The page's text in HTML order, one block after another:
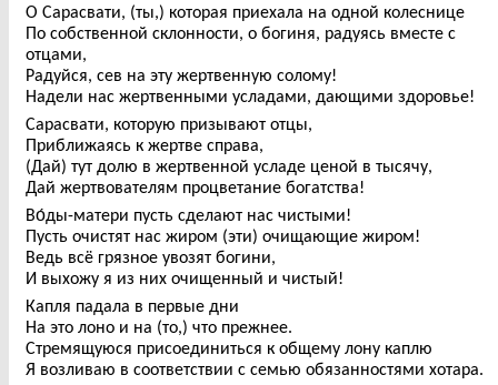
О Сарасвати, (ты,) которая приехала на одной колеснице
По собственной склонности, о богиня, радуясь вместе с
отцами,
Радуйся, сев на эту жертвенную солому!
Надели нас жертвенными усладами, дающими здоровье!
Сарасвати, которую призывают отцы,
Приближаясь к жертве справа,
(Дай) тут долю в жертвенной усладе ценой в тысячу,
Дай жертвователям процветание богатства!
Во́ды-матери пусть сделают нас чистыми!
Пусть очистят нас жиром (эти) очищающие жиром!
Ведь всё грязное увозят богини,
И выхожу я из них очищенный и чистый!
Капля падала в первые дни
На это лоно и на (то,) что прежнее.
Стремящуюся присоединиться к общему лону каплю
Я возливаю в соответствии с семью обязанностями хотара.